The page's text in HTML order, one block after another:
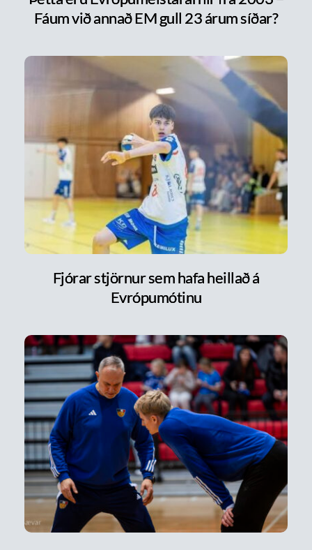
Fáum við annað EM gull 23 árum síðar?
Fjórar stjörnur sem hafa heillað á
Evrópumótinu